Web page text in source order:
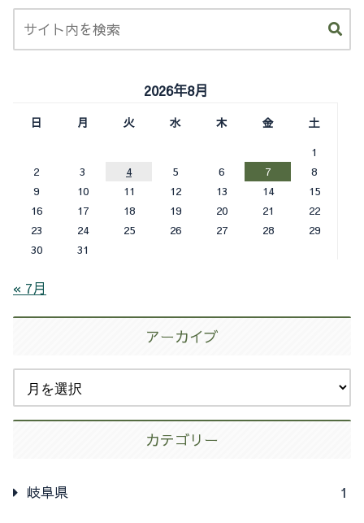
2026年8月
日 月 火 水 木 金
土
1
2
3 4 5 6 7
8
9
10 11 12 13 14
15
16
17 18 19 20 21
22
23
24 25 26 27 28
29
30
31
« 7月
アーカイブ
カテゴリー
岐阜県 1